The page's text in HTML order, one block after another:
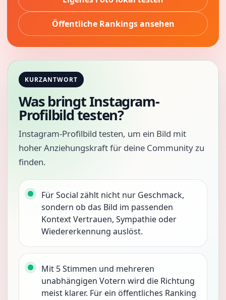
Öffentliche Rankings ansehen
KURZANTWORT
Was bringt Instagram-
Profilbild testen?
Instagram-Profilbild testen, um ein Bild mit
hoher Anziehungskraft für deine Community zu
finden.
Für Social zählt nicht nur Geschmack,
sondern ob das Bild im passenden
Kontext Vertrauen, Sympathie oder
Wiedererkennung auslöst.
Mit 5 Stimmen und mehreren
unabhängigen Votern wird die Richtung
meist klarer. Für ein öffentliches Ranking